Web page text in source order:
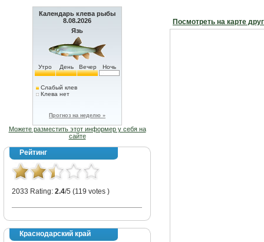
Календарь клева рыбы
8.08.2026
Язь
Утро День Вечер Ночь
Слабый клев
Клева нет
Прогноз на неделю »
Можете разместить этот информер у себя на
сайте
Рейтинг
2033 Rating: 2.4/5 (119 votes )
Краснодарский край
Посмотреть на карте